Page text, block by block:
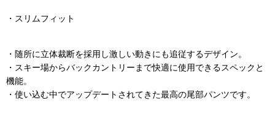
・スリムフィット
・随所に立体裁断を採用し激しい動きにも追従するデザイン。
・スキー場からバックカントリーまで快適に使用できるスペックと
機能。
・使い込む中でアップデートされてきた最高の尾部パンツです。